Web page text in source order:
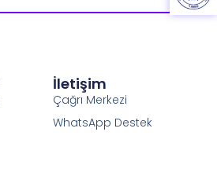
İletişim
Çağrı Merkezi
WhatsApp Destek